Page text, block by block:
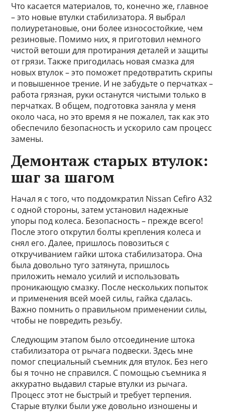
Что касается материалов, то, конечно же, главное
– это новые втулки стабилизатора. Я выбрал
полиуретановые, они более износостойкие, чем
резиновые. Помимо них, я приготовил немного
чистой ветоши для протирания деталей и защиты
от грязи. Также пригодилась новая смазка для
новых втулок – это поможет предотвратить скрипы
и повышенное трение. И не забудьте о перчатках –
работа грязная, руки останутся чистыми только в
перчатках. В общем, подготовка заняла у меня
около часа, но это время я не пожалел, так как это
обеспечило безопасность и ускорило сам процесс
замены.
Демонтаж старых втулок:
шаг за шагом
Начал я с того, что поддомкратил Nissan Cefiro A32
с одной стороны, затем установил надежные
упоры под колеса. Безопасность – прежде всего!
После этого открутил болты крепления колеса и
снял его. Далее, пришлось повозиться с
откручиванием гайки штока стабилизатора. Она
была довольно туго затянута, пришлось
приложить немало усилий и использовать
проникающую смазку. После нескольких попыток
и применения всей моей силы, гайка сдалась.
Важно помнить о правильном применении силы,
чтобы не повредить резьбу.
Следующим этапом было отсоединение штока
стабилизатора от рычага подвески. Здесь мне
помог специальный съемник для втулок. Без него
бы я точно не справился. С помощью съемника я
аккуратно выдавил старые втулки из рычага.
Процесс этот не быстрый и требует терпения.
Старые втулки были уже довольно изношены и